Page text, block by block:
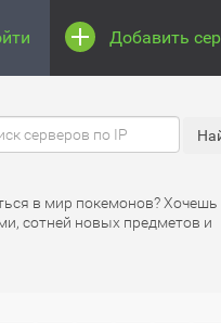
Добавить
в мир покемонов? Хочешь
сотней новых предметов и